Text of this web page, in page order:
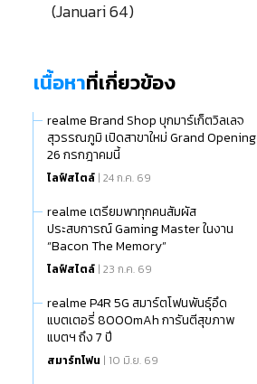
(Januari 64)
เนื้อหาที่เกี่ยวข้อง
realme Brand Shop บุกมาร์เก็ตวิลเลจ
สุวรรณภูมิ เปิดสาขาใหม่ Grand Opening
26 กรกฎาคมนี้
ไลฟ์สไตล์ | 24 ก.ค. 69
realme เตรียมพาทุกคนสัมผัส
ประสบการณ์ Gaming Master ในงาน
“Bacon The Memory”
ไลฟ์สไตล์ | 23 ก.ค. 69
realme P4R 5G สมาร์ตโฟนพันธุ์อึด
แบตเตอรี่ 8000mAh การันตีสุขภาพ
แบตฯ ถึง 7 ปี
สมาร์ทโฟน | 10 มิ.ย. 69